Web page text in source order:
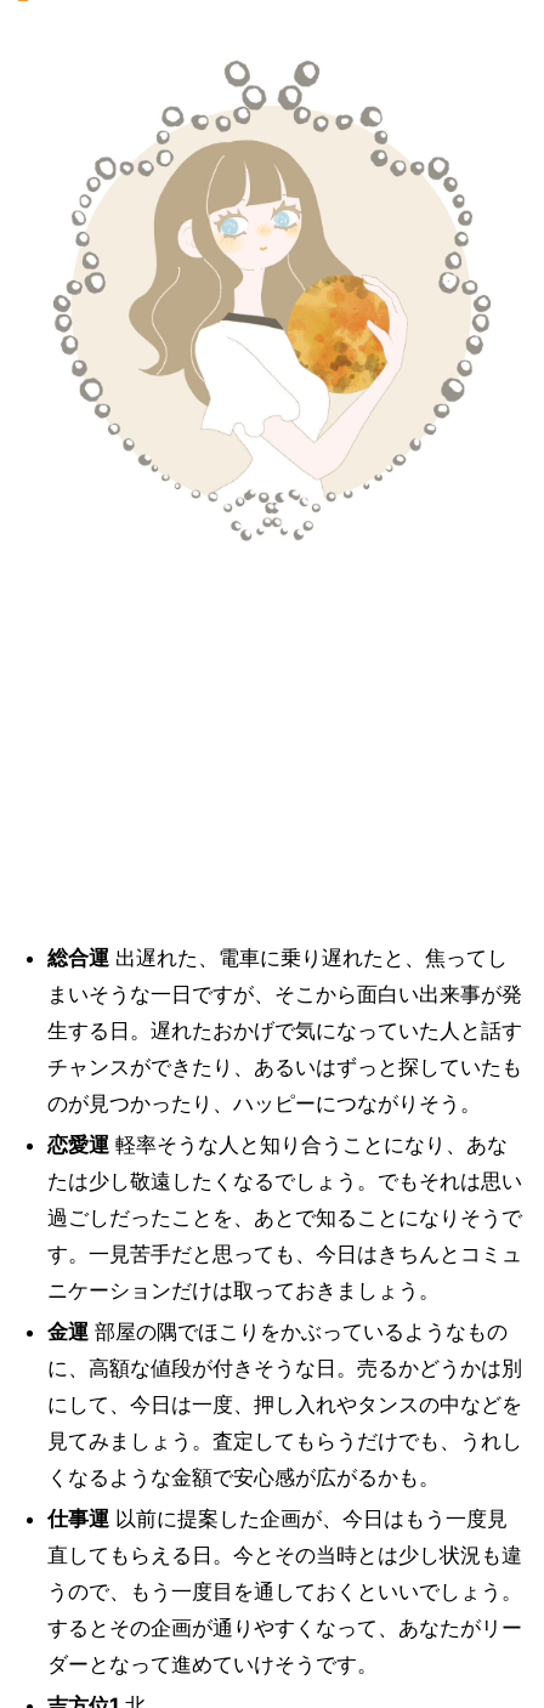
総合運出遅れた、電車に乗り遅れたと、焦ってし
まいそうな一日ですが、そこから面白い出来事が発
生する日。遅れたおかげで気になっていた人と話す
チャンスができたり、あるいはずっと探していたも
のが見つかったり、ハッピーにつながりそう。
恋愛運軽率そうな人と知り合うことになり、あな
たは少し敬遠したくなるでしょう。でもそれは思い
過ごしだったことを、あとで知ることになりそうで
す。一見苦手だと思っても、今日はきちんとコミュ
ニケーションだけは取っておきましょう。
金運部屋の隅でほこりをかぶっているようなもの
に、高額な値段が付きそうな日。売るかどうかは別
にして、今日は一度、押し入れやタンスの中などを
見てみましょう。査定してもらうだけでも、うれし
くなるような金額で安心感が広がるかも。
仕事運以前に提案した企画が、今日はもう一度見
直してもらえる日。今とその当時とは少し状況も違
うので、もう一度目を通しておくといいでしょう。
するとその企画が通りやすくなって、あなたがリー
ダーとなって進めていけそうです。